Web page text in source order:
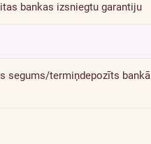
bankas izsniegtu garantiju
segums/termiņdepozīts bankā